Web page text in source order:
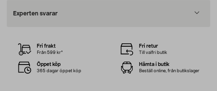
Experten svarar
Fri frakt
Från 599 kr*
Fri retur
Till valfri butik
Öppet köp
365 dagar öppet köp
Hämta i butik
Beställ online, från butikslager